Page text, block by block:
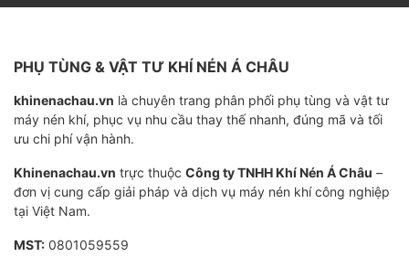
- KHÍ NÉN Á CHÂU luôn có những giải pháp tư vấn sử
kiệm điện, tiết kiệm chi phí sửa chữa.
- Chúng tôi có các chính sách chiết khấu giá bán và tư
vấn kỹ lưỡng, tìm mua hàng cho các khách hàng thân
thiết.
Hãy liên hệ với phụ trách kinh doanh để nhận báo giá
lọc tách dầu máy nén khí Kyungwon AS251 với nhiều
ưu đãi đặc biệt áp dụng riêng.
PHỤ TÙNG & VẬT TƯ KHÍ NÉN Á CHÂU
khinenachau.vn là chuyên trang phân phối phụ tùng và vật tư
máy nén khí, phục vụ nhu cầu thay thế nhanh, đúng mã và tối
ưu chi phí vận hành.
Khinenachau.vn trực thuộc Công ty TNHH Khí Nén Á Châu –
đơn vị cung cấp giải pháp và dịch vụ máy nén khí công nghiệp
tại Việt Nam.
MST: 0801059559